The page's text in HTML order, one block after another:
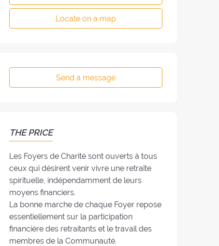
Locate on a map
Send a message
THE PRICE
Les Foyers de Charité sont ouverts à tous
ceux qui désirent venir vivre une retraite
spirituelle, indépendamment de leurs
moyens financiers.
La bonne marche de chaque Foyer repose
essentiellement sur la participation
financière des retraitants et le travail des
membres de la Communauté.